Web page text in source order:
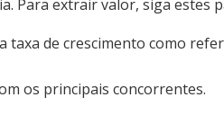
Para extrair valor, siga estes
de crescimento como
os principais concorrentes.